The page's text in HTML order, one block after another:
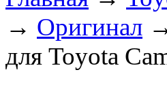
→ Оригинал
для Toyota